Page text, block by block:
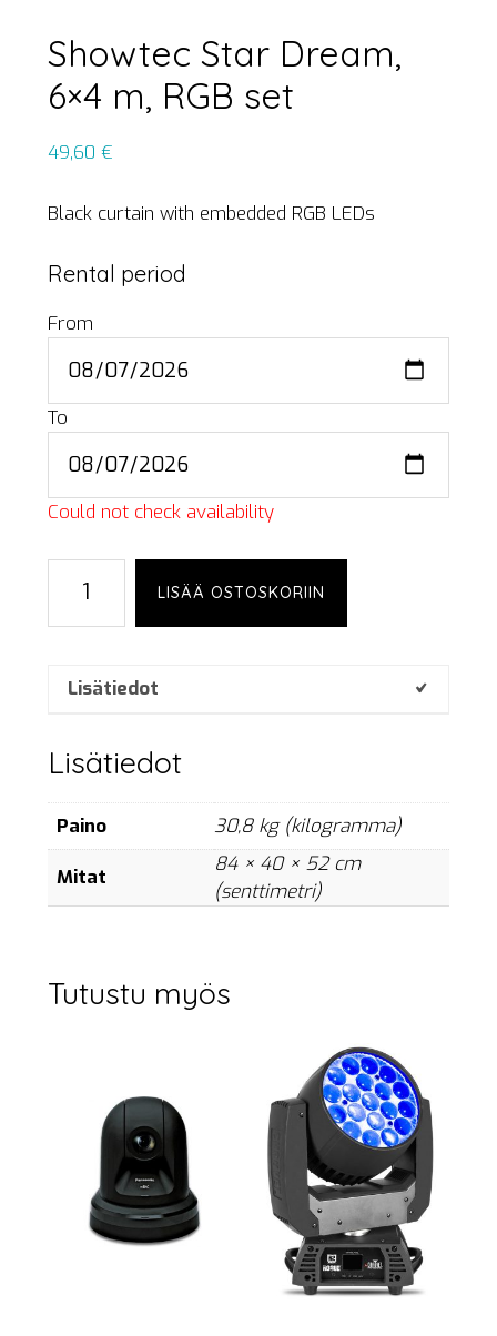
Showtec Star Dream,
6×4 m, RGB set
49,60 €
Black curtain with embedded RGB LEDs
Rental period
From
To
Could not check availability
Dream,
määrä
LISÄÄ OSTOSKORIIN
Lisätiedot
Lisätiedot
Paino
30,8 kg (kilogramma)
Mitat
84 × 40 × 52 cm
(senttimetri)
Tutustu myös